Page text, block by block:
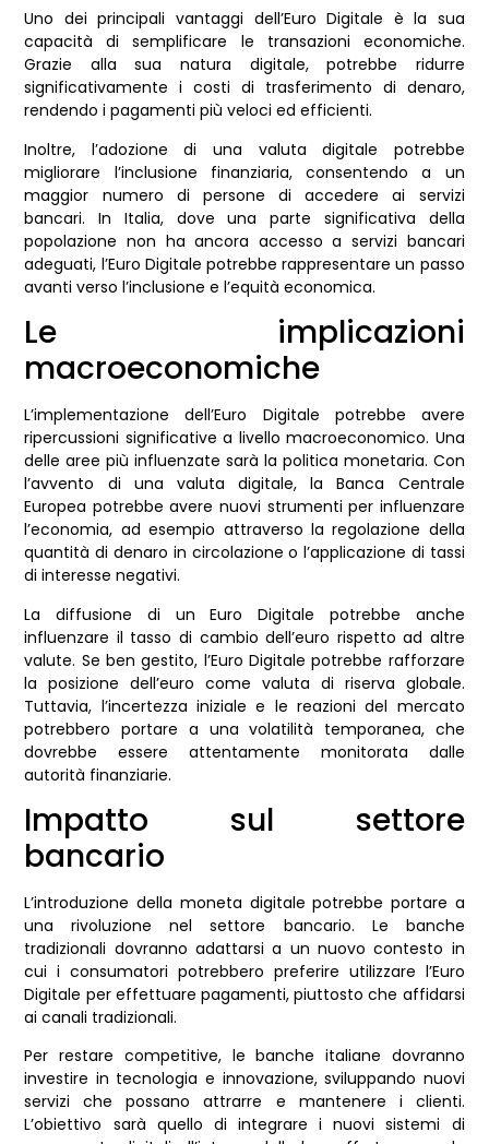
Uno dei principali vantaggi dell’Euro Digitale è la sua
capacità di semplificare le transazioni economiche.
Grazie alla sua natura digitale, potrebbe ridurre
significativamente i costi di trasferimento di denaro,
rendendo i pagamenti più veloci ed efficienti.
Inoltre, l’adozione di una valuta digitale potrebbe
migliorare l’inclusione finanziaria, consentendo a un
maggior numero di persone di accedere ai servizi
bancari. In Italia, dove una parte significativa della
popolazione non ha ancora accesso a servizi bancari
adeguati, l’Euro Digitale potrebbe rappresentare un passo
avanti verso l’inclusione e l’equità economica.
Le implicazioni
macroeconomiche
L’implementazione dell’Euro Digitale potrebbe avere
ripercussioni significative a livello macroeconomico. Una
delle aree più influenzate sarà la politica monetaria. Con
l’avvento di una valuta digitale, la Banca Centrale
Europea potrebbe avere nuovi strumenti per influenzare
l’economia, ad esempio attraverso la regolazione della
quantità di denaro in circolazione o l’applicazione di tassi
di interesse negativi.
La diffusione di un Euro Digitale potrebbe anche
influenzare il tasso di cambio dell’euro rispetto ad altre
valute. Se ben gestito, l’Euro Digitale potrebbe rafforzare
la posizione dell’euro come valuta di riserva globale.
Tuttavia, l’incertezza iniziale e le reazioni del mercato
potrebbero portare a una volatilità temporanea, che
dovrebbe essere attentamente monitorata dalle
autorità finanziarie.
Impatto sul settore
bancario
L’introduzione della moneta digitale potrebbe portare a
una rivoluzione nel settore bancario. Le banche
tradizionali dovranno adattarsi a un nuovo contesto in
cui i consumatori potrebbero preferire utilizzare l’Euro
Digitale per effettuare pagamenti, piuttosto che affidarsi
ai canali tradizionali.
Per restare competitive, le banche italiane dovranno
investire in tecnologia e innovazione, sviluppando nuovi
servizi che possano attrarre e mantenere i clienti.
L’obiettivo sarà quello di integrare i nuovi sistemi di